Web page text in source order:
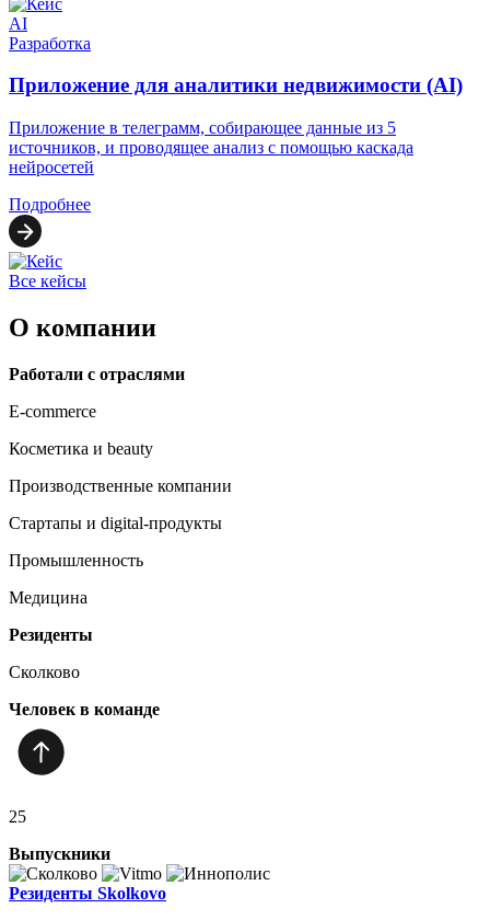
AI
Разработка
Приложение для аналитики недвижимости (AI)
Приложение в телеграмм, собирающее данные из 5
источников, и проводящее анализ с помощью каскада
нейросетей
Подробнее
Все кейсы
О компании
Работали с отраслями
E-commerce
Косметика и beauty
Производственные компании
Стартапы и digital-продукты
Промышленность
Медицина
Резиденты
Сколково
Человек в команде
25
Выпускники
Резиденты Skolkovo